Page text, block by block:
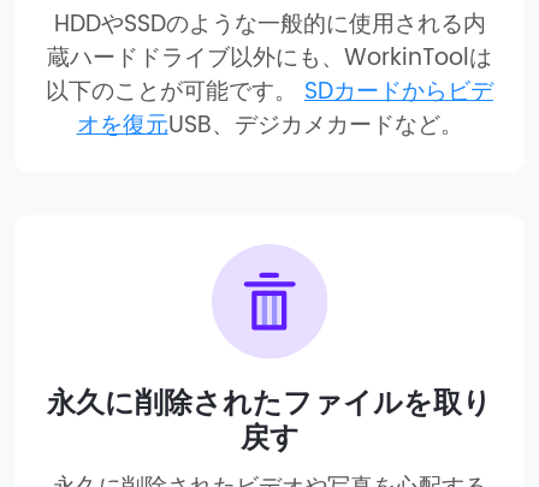
HDDやSSDのような一般的に使用される内
蔵ハードドライブ以外にも、WorkinToolは
以下のことが可能です。 SDカードからビデ
オを復元USB、デジカメカードなど。
永久に削除されたファイルを取り
戻す